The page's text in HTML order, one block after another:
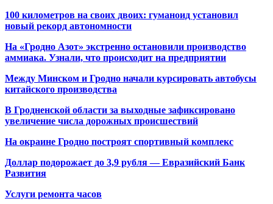
100 километров на своих двоих: гуманоид установил
новый рекорд автономности
На «Гродно Азот» экстренно остановили производство
аммиака. Узнали, что происходит на предприятии
Между Минском и Гродно начали курсировать автобусы
китайского производства
В Гродненской области за выходные зафиксировано
увеличение числа дорожных происшествий
На окраине Гродно построят спортивный комплекс
Доллар подорожает до 3,9 рубля — Евразийский Банк
Развития
Услуги ремонта часов